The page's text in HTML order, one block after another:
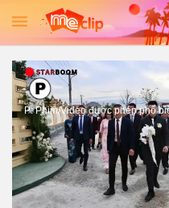
P: Phim/Video được phép phổ